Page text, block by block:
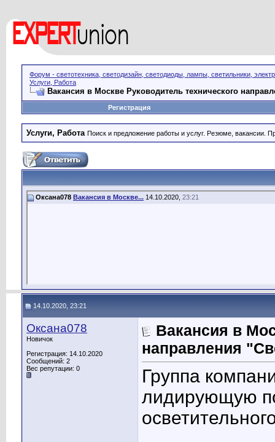
Форум - светотехника, светодизайн, светодиоды, лампы, светильники,
Услуги, Работа
Вакансия в Москве Руководитель технического
Регистрация
Услуги, Работа Поиск и предложение работы и услуг. Резюме, вакансии.
Оксана078 Вакансия в Москве... 14.10.2020, 23:21
14.10.2020, 23:21
Оксана078
Новичок
Регистрация: 14.10.2020
Сообщений: 2
Вес репутации: 0
Вакансия в
направления
Группа
лидирующую